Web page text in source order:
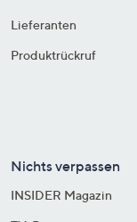
Lieferanten
Produktrückruf
Nichts verpassen
INSIDER Magazin